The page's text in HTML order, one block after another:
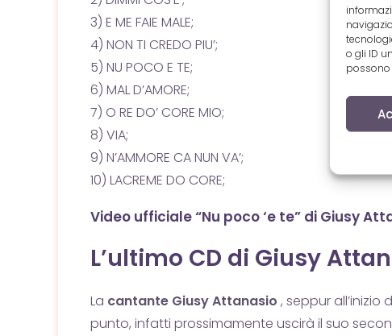
o gli ID
possono
3) E ME FAIE MALE;
4) NON TI CREDO PIU’;
5) NU POCO E TE;
6) MAL D’AMORE;
7) O RE DO’ CORE MIO;
8) VIA;
9) N’AMMORE CA NUN VA’;
10) LACREME DO CORE;
Video ufficiale “Nu poco ‘e te” di Giusy
L’ultimo CD di Giusy
La cantante Giusy Attanasio , seppur
punto, infatti prossimamente uscirà il suo